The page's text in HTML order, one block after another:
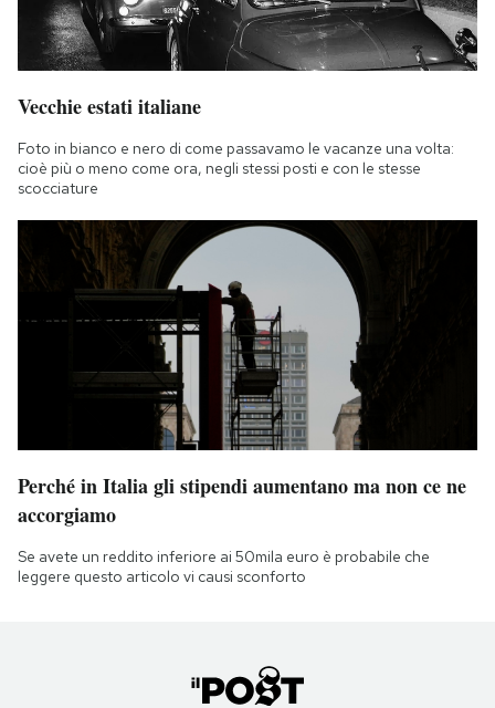
Vecchie estati italiane
Foto in bianco e nero di come passavamo le vacanze una volta:
cioè più o meno come ora, negli stessi posti e con le stesse
scocciature
Perché in Italia gli stipendi aumentano ma non ce ne
accorgiamo
Se avete un reddito inferiore ai 50mila euro è probabile che
leggere questo articolo vi causi sconforto